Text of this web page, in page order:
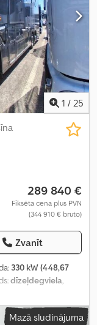
1 / 25
289 840 €
Fiksēta cena plus PVN
(344 910 € bruto)
Zvanīt
330 kW (448,67
dīzeļdegviela,
Euro 6, Aprīkojums:
gaisa
Mazā sludinājuma